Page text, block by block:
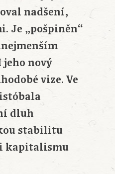
nadšení,
Je „pošpiněn“
nový
vize. Ve
dluh
stabilitu
kapitalismu